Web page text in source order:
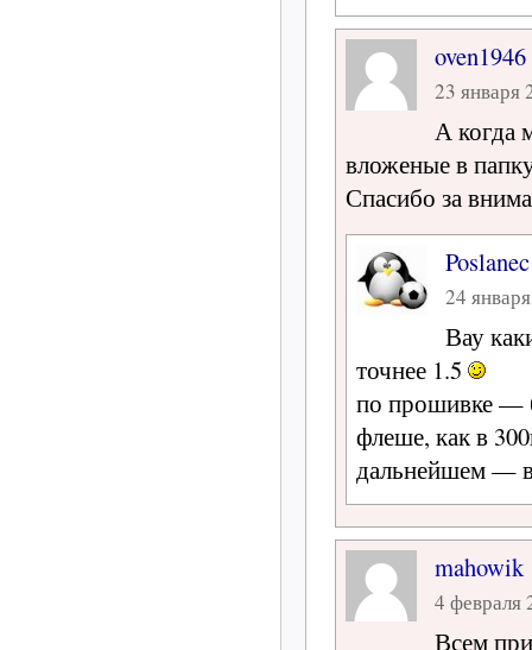
oven1946
23 января
А когда
вложеные в
Спасибо за
Poslanec
24
Вау
точнее 1.5
по прошивке —
флеше, как в
дальнейшем —
mahowik
4 февраля
Всем